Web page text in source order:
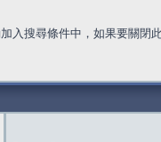
入搜尋條件中，如果要關閉